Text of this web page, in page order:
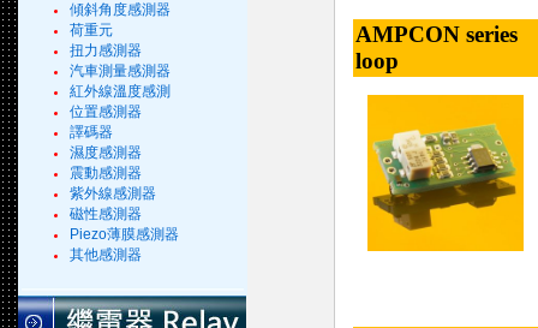
傾斜角度感測器
荷重元
扭力感測器
汽車測量感測器
紅外線溫度感測
位置感測器
譯碼器
濕度感測器
震動感測器
紫外線感測器
磁性感測器
Piezo薄膜感測器
其他感測器
AMPCON
loop